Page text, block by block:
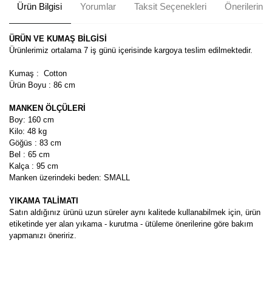
Ürün Bilgisi Yorumlar Taksit Seçenekleri Önerileriniz
ÜRÜN VE KUMAŞ BİLGİSİ
Ürünlerimiz ortalama 7 iş günü içerisinde kargoya teslim edilmektedir.
Kumaş : Cotton
Ürün Boyu : 86 cm
MANKEN ÖLÇÜLERİ
Boy: 160 cm
Kilo: 48 kg
Göğüs : 83 cm
Bel : 65 cm
Kalça : 95 cm
Manken üzerindeki beden: SMALL
YIKAMA TALİMATI
Satın aldığınız ürünü uzun süreler aynı kalitede kullanabilmek için, ürün
etiketinde yer alan yıkama - kurutma - ütüleme önerilerine göre bakım
yapmanızı öneririz.